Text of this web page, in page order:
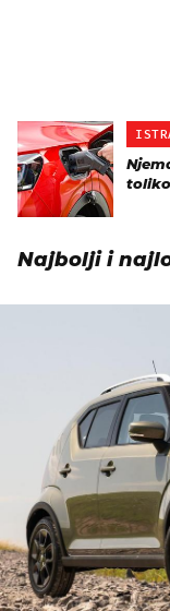
Najbolji i